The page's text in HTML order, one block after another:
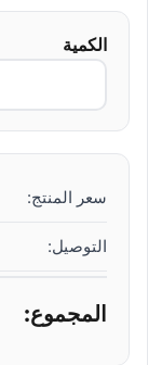
الكمية
سعر المنتج:
التوصيل:
المجموع: